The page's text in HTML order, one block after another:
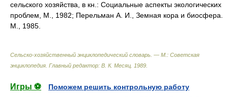
сельского хозяйства, в кн.: Социальные аспекты экологических
проблем, М., 1982; Перельман А. И., Земная кора и биосфера.
М., 1985.
Сельско-хозяйственный энциклопедический словарь. — М.: Советская
энциклопедия Главный редактор: В. К. Месяц 1989
Игры ⚽
Поможем решить контрольную работу